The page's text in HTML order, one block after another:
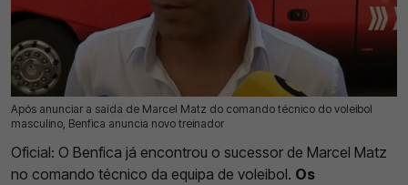
Após anunciar a saída de Marcel Matz do comando técnico do voleibol
masculino, Benfica anuncia novo treinador
17 Jun 2026 | 17:11 | 0
Oficial: O Benfica já encontrou o sucessor de Marcel Matz
no comando técnico da equipa de voleibol. Os